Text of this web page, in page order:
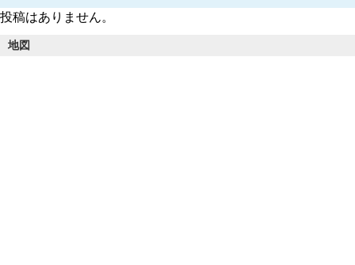
投稿はありません。
地図